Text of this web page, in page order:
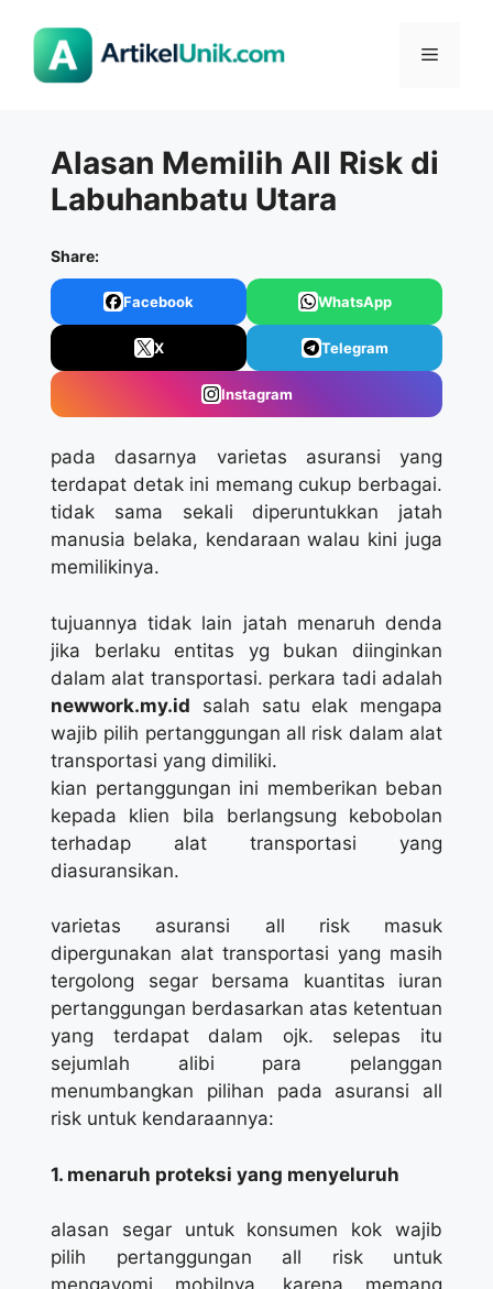
Menu
Alasan Memilih All Risk di
Labuhanbatu Utara
Share:
Facebook WhatsApp
X Telegram
Instagram
pada dasarnya varietas asuransi yang
terdapat detak ini memang cukup berbagai.
tidak sama sekali diperuntukkan jatah
manusia belaka, kendaraan walau kini juga
memilikinya.
tujuannya tidak lain jatah menaruh denda
jika berlaku entitas yg bukan diinginkan
dalam alat transportasi. perkara tadi adalah
newwork.my.id salah satu elak mengapa
wajib pilih pertanggungan all risk dalam alat
transportasi yang dimiliki.
kian pertanggungan ini memberikan beban
kepada klien bila berlangsung kebobolan
terhadap alat transportasi yang
diasuransikan.
varietas asuransi all risk masuk
dipergunakan alat transportasi yang masih
tergolong segar bersama kuantitas iuran
pertanggungan berdasarkan atas ketentuan
yang terdapat dalam ojk. selepas itu
sejumlah alibi para pelanggan
menumbangkan pilihan pada asuransi all
risk untuk kendaraannya:
1. menaruh proteksi yang menyeluruh
alasan segar untuk konsumen kok wajib
pilih pertanggungan all risk untuk
mengayomi mobilnya, karena memang